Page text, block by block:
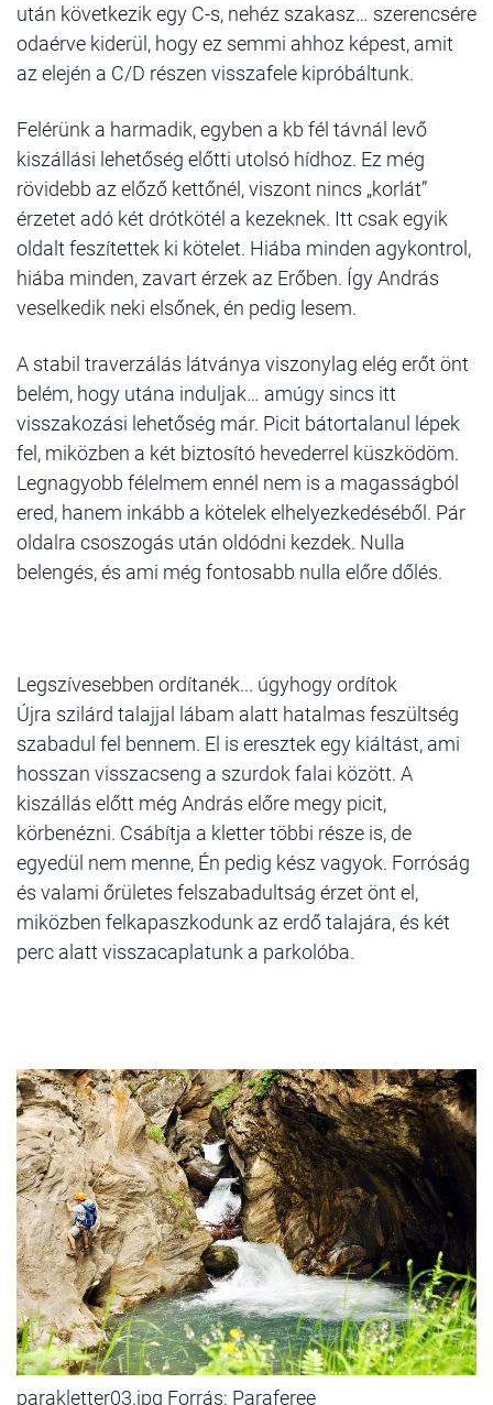
után következik egy C-s, nehéz szakasz… szerencsére
odaérve kiderül, hogy ez semmi ahhoz képest, amit
az elején a C/D részen visszafele kipróbáltunk.
Felérünk a harmadik, egyben a kb fél távnál levő
kiszállási lehetőség előtti utolsó hídhoz. Ez még
rövidebb az előző kettőnél, viszont nincs „korlát”
érzetet adó két drótkötél a kezeknek. Itt csak egyik
oldalt feszítettek ki kötelet. Hiába minden agykontrol,
hiába minden, zavart érzek az Erőben. Így András
veselkedik neki elsőnek, én pedig lesem.
A stabil traverzálás látványa viszonylag elég erőt önt
belém, hogy utána induljak… amúgy sincs itt
visszakozási lehetőség már. Picit bátortalanul lépek
fel, miközben a két biztosító hevederrel küszködöm.
Legnagyobb félelmem ennél nem is a magasságból
ered, hanem inkább a kötelek elhelyezkedéséből. Pár
oldalra csoszogás után oldódni kezdek. Nulla
belengés, és ami még fontosabb nulla előre dőlés.
Legszívesebben ordítanék... úgyhogy ordítok
Újra szilárd talajjal lábam alatt hatalmas feszültség
szabadul fel bennem. El is eresztek egy kiáltást, ami
hosszan visszacseng a szurdok falai között. A
kiszállás előtt még András előre megy picit,
körbenézni. Csábítja a kletter többi része is, de
egyedül nem menne, Én pedig kész vagyok. Forróság
és valami őrületes felszabadultság érzet önt el,
miközben felkapaszkodunk az erdő talajára, és két
perc alatt visszacaplatunk a parkolóba.
parakletter03.jpg Forrás: Paraferee